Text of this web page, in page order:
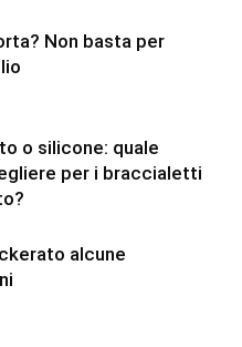
Non basta per
o silicone: quale
per i braccialetti
alcune